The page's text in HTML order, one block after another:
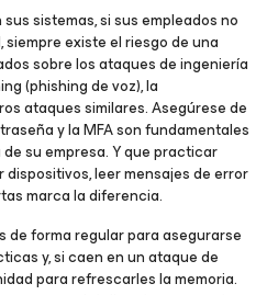
sistemas, si sus empleados no
existe el riesgo de una
sobre los ataques de ingeniería
(phishing de voz), la
ataques similares. Asegúrese de
y la MFA son fundamentales
su empresa. Y que practicar
leer mensajes de error
marca la diferencia.
de forma regular para asegurarse
y, si caen en un ataque de
para refrescarles la memoria.